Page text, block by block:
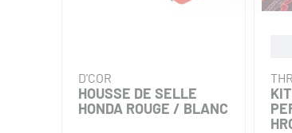
D'COR
HOUSSE DE SELLE
HONDA ROUGE / BLANC